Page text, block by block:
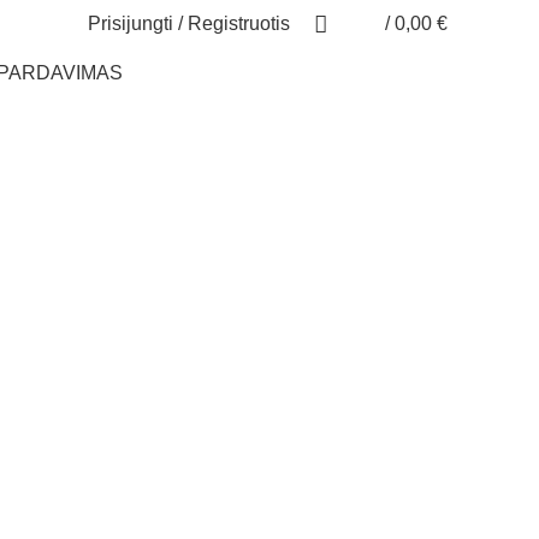
Prisijungti / Registruotis / 0,00 €